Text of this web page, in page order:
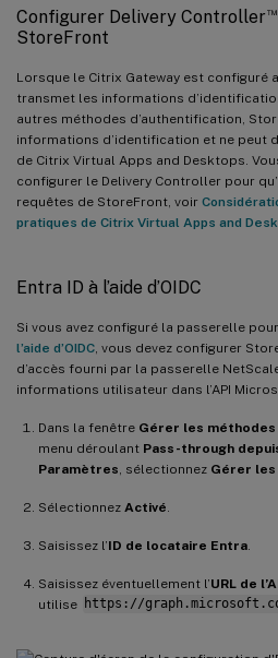
Configurer Delivery Controller™
StoreFront
Lorsque le Citrix Gateway est configuré
transmet les informations
autres méthodes d’authentification,
informations d’identification et ne peut
de Citrix Virtual Apps and Desktops.
configurer le Delivery Controller pour
requêtes de StoreFront, voir
pratiques de Citrix Virtual Apps and
Entra ID à l’aide d’OIDC
Si vous avez configuré la passerelle pour
l’aide d’OIDC , vous devez configurer
d’accès fourni par la passerelle
informations utilisateur dans l’API
Dans la fenêtre Gérer les
menu déroulant Pass-through
Paramètres , sélectionnez Gérer les
Sélectionnez Activé
Saisissez l’ID de locataire Entra
Saisissez éventuellement l’URL de
utilise https://